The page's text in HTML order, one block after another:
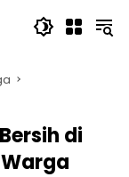
di